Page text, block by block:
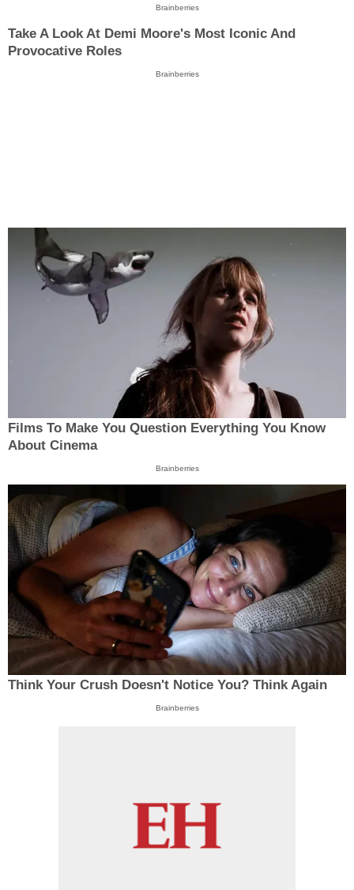
Brainberries
Take A Look At Demi Moore's Most Iconic And
Provocative Roles
Brainberries
Films To Make You Question Everything You Know
About Cinema
Brainberries
Think Your Crush Doesn't Notice You? Think Again
Brainberries